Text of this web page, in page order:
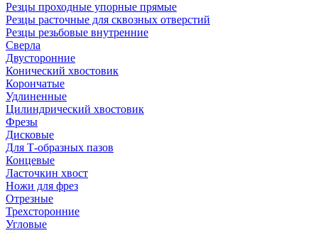
Резцы проходные упорные прямые
Резцы расточные для сквозных отверстий
Резцы резьбовые внутренние
Сверла
Двусторонние
Конический хвостовик
Корончатые
Удлиненные
Цилиндрический хвостовик
Фрезы
Дисковые
Для Т-образных пазов
Концевые
Ласточкин хвост
Ножи для фрез
Отрезные
Трехсторонние
Угловые